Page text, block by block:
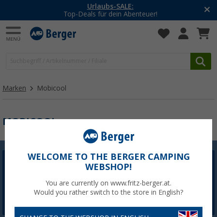
Urlaubs-SALE:
Top-Deals für dein Abenteuer!
Marken Mobicool
MOBICOOL
Berger Newsletter
5,- € Willkommensgutschein sichern
WELCOME TO THE BERGER CAMPING
WEBSHOP!
You are currently on www.fritz-berger.at.
Would you rather switch to the store in English?